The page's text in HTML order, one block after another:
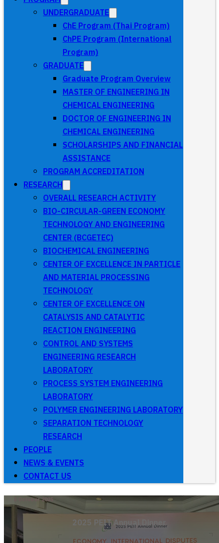
UNDERGRADUATE
ChE Program (Thai Program)
ChPE Program (International
Program)
GRADUATE
Graduate Program Overview
MASTER OF ENGINEERING IN
CHEMICAL ENGINEERING
DOCTOR OF ENGINEERING IN
CHEMICAL ENGINEERING
SCHOLARSHIPS AND FINANCIAL
ASSISTANCE
PROGRAM ACCREDITATION
RESEARCH
OVERALL RESEARCH ACTIVITY
BIO-CIRCULAR-GREEN ECONOMY
TECHNOLOGY AND ENGINEERING
CENTER (BCGETEC)
BIOCHEMICAL ENGINEERING
CENTER OF EXCELLENCE IN PARTICLE
AND MATERIAL PROCESSING
TECHNOLOGY
CENTER OF EXCELLENCE ON
CATALYSIS AND CATALYTIC
REACTION ENGINEERING
CONTROL AND SYSTEMS
ENGINEERING RESEARCH
LABORATORY
PROCESS SYSTEM ENGINEERING
LABORATORY
POLYMER ENGINEERING LABORATORY
SEPARATION TECHNOLOGY
RESEARCH
PEOPLE
NEWS & EVENTS
CONTACT US
3 October 2025
2025 PEIT Annual Dinner